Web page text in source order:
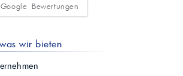
Google Bewertungen
wir bieten